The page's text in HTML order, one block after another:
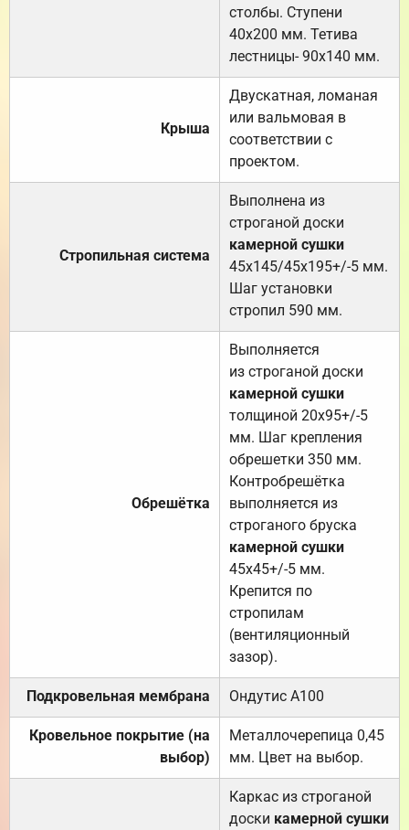
столбы. Ступени
40х200 мм. Тетива
лестницы- 90х140 мм.
Крыша
Двускатная, ломаная
или вальмовая в
соответствии с
проектом.
Стропильная система
Выполнена из
строганой доски
камерной сушки
45х145/45х195+/-5 мм.
Шаг установки
стропил 590 мм.
Обрешётка
Выполняется
из строганой доски
камерной сушки
толщиной 20х95+/-5
мм. Шаг крепления
обрешетки 350 мм.
Контробрешётка
выполняется из
строганого бруска
камерной сушки
45х45+/-5 мм.
Крепится по
стропилам
(вентиляционный
зазор).
Подкровельная мембрана Ондутис А100
Кровельное покрытие (на
выбор)
Металлочерепица 0,45
мм. Цвет на выбор.
Каркас из строганой
доски камерной сушки